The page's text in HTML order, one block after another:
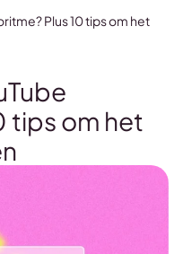
tips om het
Plus 10 tips om het